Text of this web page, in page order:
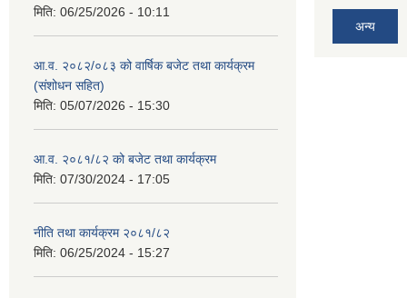
मिति: 06/25/2026 - 10:11
आ.व. २०८२/०८३ को वार्षिक बजेट तथा कार्यक्रम
(संशोधन सहित)
मिति: 05/07/2026 - 15:30
आ.व. २०८१/८२ को बजेट तथा कार्यक्रम
मिति: 07/30/2024 - 17:05
नीति तथा कार्यक्रम २०८१/८२
मिति: 06/25/2024 - 15:27
अन्य